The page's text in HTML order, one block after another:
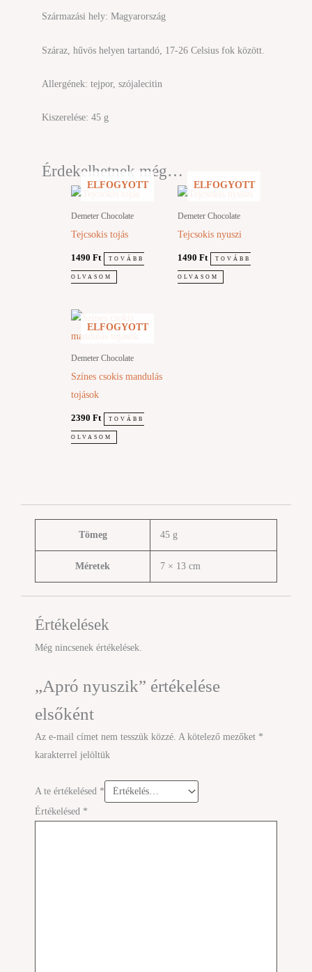
Származási hely: Magyarország
Száraz, hűvös helyen tartandó, 17-26 Celsius fok között.
Allergének: tejpor, szójalecitin
Kiszerelése: 45 g
Érdekelhetnek még…
ELFOGYOTT
Demeter Chocolate
Tejcsokis tojás
1490 Ft TOVÁBB
OLVASOM
ELFOGYOTT
Demeter Chocolate
Tejcsokis nyuszi
1490 Ft TOVÁBB
OLVASOM
ELFOGYOTT
Demeter Chocolate
Színes csokis mandulás
tojások
2390 Ft TOVÁBB
OLVASOM
Tömeg 45 g
Méretek 7 × 13 cm
Értékelések
Még nincsenek értékelések.
„Apró nyuszik” értékelése
elsőként
Az e-mail címet nem tesszük közzé. A kötelező mezőket *
karakterrel jelöltük
A te értékelésed *
Értékelésed *